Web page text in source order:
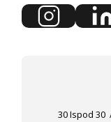
30 Ispod 30